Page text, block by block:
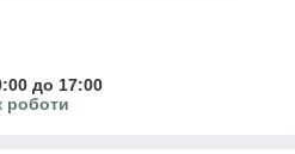
до 17:00
роботи